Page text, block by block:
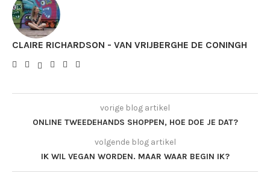
CLAIRE RICHARDSON - VAN VRIJBERGHE DE CONINGH
vorige blog artikel
ONLINE TWEEDEHANDS SHOPPEN, HOE DOE JE DAT?
volgende blog artikel
IK WIL VEGAN WORDEN. MAAR WAAR BEGIN IK?